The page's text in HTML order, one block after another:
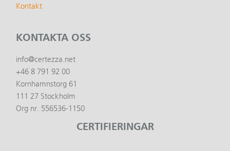
Kontakt
KONTAKTA OSS
info@certezza.net
+46 8 791 92 00
Kornhamnstorg 61
111 27 Stockholm
Org nr. 556536-1150
CERTIFIERINGAR